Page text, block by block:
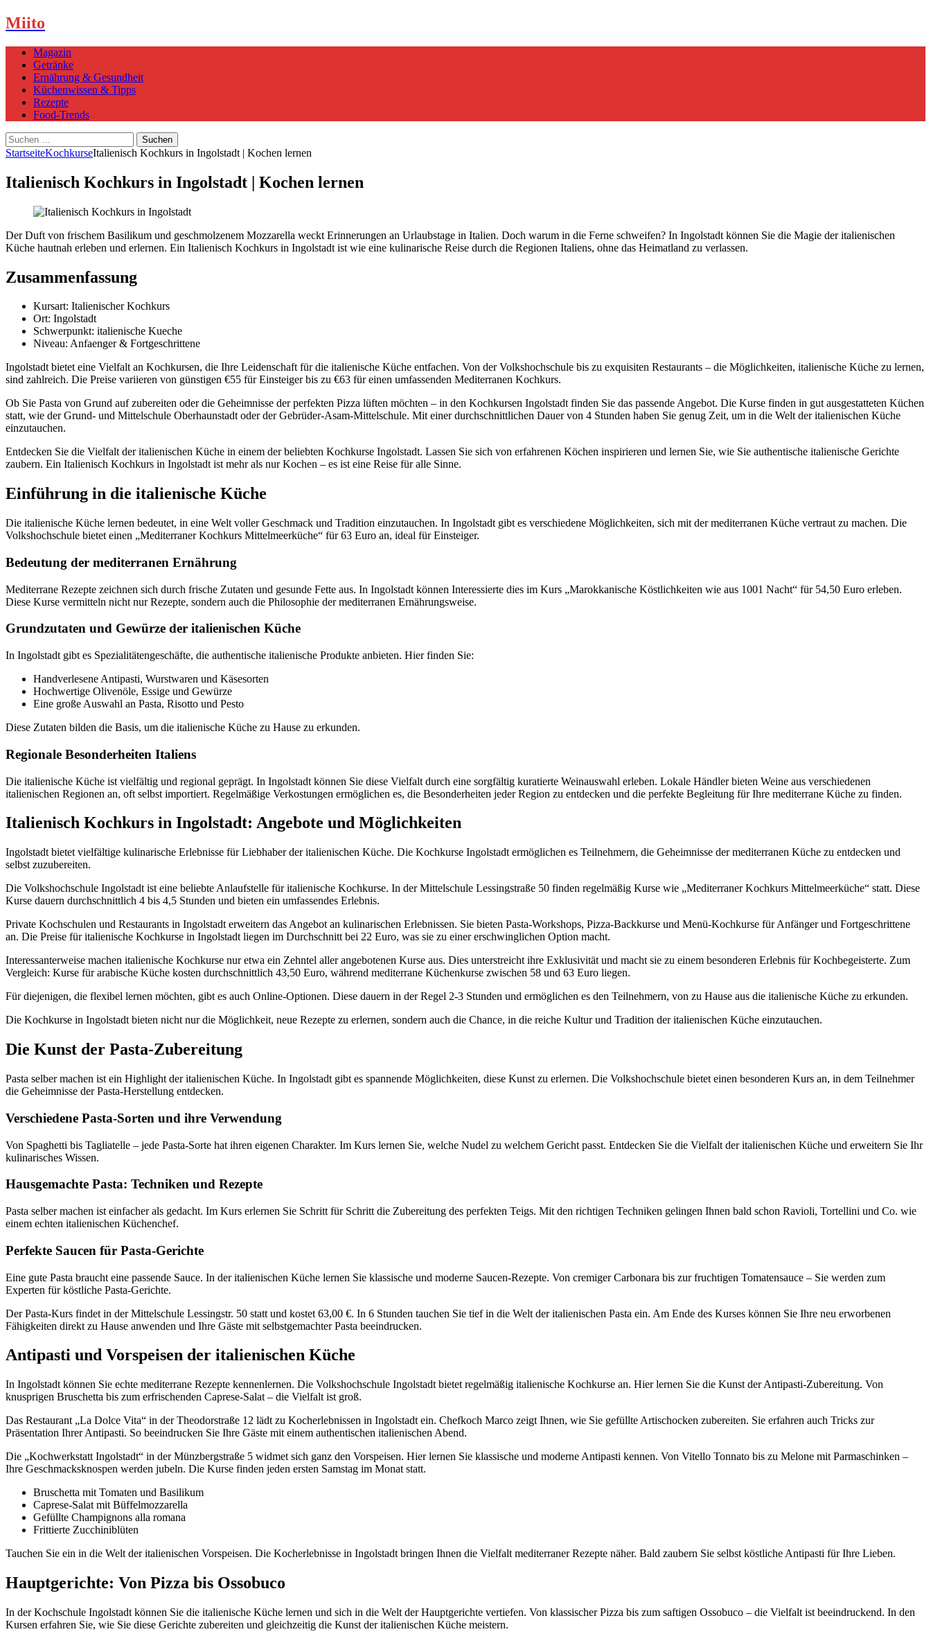
Miito
Magazin
Getränke
Ernährung & Gesundheit
Küchenwissen & Tipps
Rezepte
Food-Trends
Suchen
nach:
StartseiteKochkurseItalienisch Kochkurs in Ingolstadt | Kochen lernen
Italienisch Kochkurs in Ingolstadt | Kochen lernen
Der Duft von frischem Basilikum und geschmolzenem Mozzarella weckt Erinnerungen an Urlaubstage in Italien. Doch warum in die Ferne schweifen? In Ingolstadt können Sie die Magie der italienischen
Küche hautnah erleben und erlernen. Ein Italienisch Kochkurs in Ingolstadt ist wie eine kulinarische Reise durch die Regionen Italiens, ohne das Heimatland zu verlassen.
Zusammenfassung
Kursart: Italienischer Kochkurs
Ort: Ingolstadt
Schwerpunkt: italienische Kueche
Niveau: Anfaenger & Fortgeschrittene
Ingolstadt bietet eine Vielfalt an Kochkursen, die Ihre Leidenschaft für die italienische Küche entfachen. Von der Volkshochschule bis zu exquisiten Restaurants – die Möglichkeiten, italienische Küche zu lernen,
sind zahlreich. Die Preise variieren von günstigen €55 für Einsteiger bis zu €63 für einen umfassenden Mediterranen Kochkurs.
Ob Sie Pasta von Grund auf zubereiten oder die Geheimnisse der perfekten Pizza lüften möchten – in den Kochkursen Ingolstadt finden Sie das passende Angebot. Die Kurse finden in gut ausgestatteten Küchen
statt, wie der Grund- und Mittelschule Oberhaunstadt oder der Gebrüder-Asam-Mittelschule. Mit einer durchschnittlichen Dauer von 4 Stunden haben Sie genug Zeit, um in die Welt der italienischen Küche
einzutauchen.
Entdecken Sie die Vielfalt der italienischen Küche in einem der beliebten Kochkurse Ingolstadt. Lassen Sie sich von erfahrenen Köchen inspirieren und lernen Sie, wie Sie authentische italienische Gerichte
zaubern. Ein Italienisch Kochkurs in Ingolstadt ist mehr als nur Kochen – es ist eine Reise für alle Sinne.
Einführung in die italienische Küche
Die italienische Küche lernen bedeutet, in eine Welt voller Geschmack und Tradition einzutauchen. In Ingolstadt gibt es verschiedene Möglichkeiten, sich mit der mediterranen Küche vertraut zu machen. Die
Volkshochschule bietet einen „Mediterraner Kochkurs Mittelmeerküche“ für 63 Euro an, ideal für Einsteiger.
Bedeutung der mediterranen Ernährung
Mediterrane Rezepte zeichnen sich durch frische Zutaten und gesunde Fette aus. In Ingolstadt können Interessierte dies im Kurs „Marokkanische Köstlichkeiten wie aus 1001 Nacht“ für 54,50 Euro erleben.
Diese Kurse vermitteln nicht nur Rezepte, sondern auch die Philosophie der mediterranen Ernährungsweise.
Grundzutaten und Gewürze der italienischen Küche
In Ingolstadt gibt es Spezialitätengeschäfte, die authentische italienische Produkte anbieten. Hier finden Sie:
Handverlesene Antipasti, Wurstwaren und Käsesorten
Hochwertige Olivenöle, Essige und Gewürze
Eine große Auswahl an Pasta, Risotto und Pesto
Diese Zutaten bilden die Basis, um die italienische Küche zu Hause zu erkunden.
Regionale Besonderheiten Italiens
Die italienische Küche ist vielfältig und regional geprägt. In Ingolstadt können Sie diese Vielfalt durch eine sorgfältig kuratierte Weinauswahl erleben. Lokale Händler bieten Weine aus verschiedenen
italienischen Regionen an, oft selbst importiert. Regelmäßige Verkostungen ermöglichen es, die Besonderheiten jeder Region zu entdecken und die perfekte Begleitung für Ihre mediterrane Küche zu finden.
Italienisch Kochkurs in Ingolstadt: Angebote und Möglichkeiten
Ingolstadt bietet vielfältige kulinarische Erlebnisse für Liebhaber der italienischen Küche. Die Kochkurse Ingolstadt ermöglichen es Teilnehmern, die Geheimnisse der mediterranen Küche zu entdecken und
selbst zuzubereiten.
Die Volkshochschule Ingolstadt ist eine beliebte Anlaufstelle für italienische Kochkurse. In der Mittelschule Lessingstraße 50 finden regelmäßig Kurse wie „Mediterraner Kochkurs Mittelmeerküche“ statt. Diese
Kurse dauern durchschnittlich 4 bis 4,5 Stunden und bieten ein umfassendes Erlebnis.
Private Kochschulen und Restaurants in Ingolstadt erweitern das Angebot an kulinarischen Erlebnissen. Sie bieten Pasta-Workshops, Pizza-Backkurse und Menü-Kochkurse für Anfänger und Fortgeschrittene
an. Die Preise für italienische Kochkurse in Ingolstadt liegen im Durchschnitt bei 22 Euro, was sie zu einer erschwinglichen Option macht.
Interessanterweise machen italienische Kochkurse nur etwa ein Zehntel aller angebotenen Kurse aus. Dies unterstreicht ihre Exklusivität und macht sie zu einem besonderen Erlebnis für Kochbegeisterte. Zum
Vergleich: Kurse für arabische Küche kosten durchschnittlich 43,50 Euro, während mediterrane Küchenkurse zwischen 58 und 63 Euro liegen.
Für diejenigen, die flexibel lernen möchten, gibt es auch Online-Optionen. Diese dauern in der Regel 2-3 Stunden und ermöglichen es den Teilnehmern, von zu Hause aus die italienische Küche zu erkunden.
Die Kochkurse in Ingolstadt bieten nicht nur die Möglichkeit, neue Rezepte zu erlernen, sondern auch die Chance, in die reiche Kultur und Tradition der italienischen Küche einzutauchen.
Die Kunst der Pasta-Zubereitung
Pasta selber machen ist ein Highlight der italienischen Küche. In Ingolstadt gibt es spannende Möglichkeiten, diese Kunst zu erlernen. Die Volkshochschule bietet einen besonderen Kurs an, in dem Teilnehmer
die Geheimnisse der Pasta-Herstellung entdecken.
Verschiedene Pasta-Sorten und ihre Verwendung
Von Spaghetti bis Tagliatelle – jede Pasta-Sorte hat ihren eigenen Charakter. Im Kurs lernen Sie, welche Nudel zu welchem Gericht passt. Entdecken Sie die Vielfalt der italienischen Küche und erweitern Sie Ihr
kulinarisches Wissen.
Hausgemachte Pasta: Techniken und Rezepte
Pasta selber machen ist einfacher als gedacht. Im Kurs erlernen Sie Schritt für Schritt die Zubereitung des perfekten Teigs. Mit den richtigen Techniken gelingen Ihnen bald schon Ravioli, Tortellini und Co. wie
einem echten italienischen Küchenchef.
Perfekte Saucen für Pasta-Gerichte
Eine gute Pasta braucht eine passende Sauce. In der italienischen Küche lernen Sie klassische und moderne Saucen-Rezepte. Von cremiger Carbonara bis zur fruchtigen Tomatensauce – Sie werden zum
Experten für köstliche Pasta-Gerichte.
Der Pasta-Kurs findet in der Mittelschule Lessingstr. 50 statt und kostet 63,00 €. In 6 Stunden tauchen Sie tief in die Welt der italienischen Pasta ein. Am Ende des Kurses können Sie Ihre neu erworbenen
Fähigkeiten direkt zu Hause anwenden und Ihre Gäste mit selbstgemachter Pasta beeindrucken.
Antipasti und Vorspeisen der italienischen Küche
In Ingolstadt können Sie echte mediterrane Rezepte kennenlernen. Die Volkshochschule Ingolstadt bietet regelmäßig italienische Kochkurse an. Hier lernen Sie die Kunst der Antipasti-Zubereitung. Von
knusprigen Bruschetta bis zum erfrischenden Caprese-Salat – die Vielfalt ist groß.
Das Restaurant „La Dolce Vita“ in der Theodorstraße 12 lädt zu Kocherlebnissen in Ingolstadt ein. Chefkoch Marco zeigt Ihnen, wie Sie gefüllte Artischocken zubereiten. Sie erfahren auch Tricks zur
Präsentation Ihrer Antipasti. So beeindrucken Sie Ihre Gäste mit einem authentischen italienischen Abend.
Die „Kochwerkstatt Ingolstadt“ in der Münzbergstraße 5 widmet sich ganz den Vorspeisen. Hier lernen Sie klassische und moderne Antipasti kennen. Von Vitello Tonnato bis zu Melone mit Parmaschinken –
Ihre Geschmacksknospen werden jubeln. Die Kurse finden jeden ersten Samstag im Monat statt.
Bruschetta mit Tomaten und Basilikum
Caprese-Salat mit Büffelmozzarella
Gefüllte Champignons alla romana
Frittierte Zucchiniblüten
Tauchen Sie ein in die Welt der italienischen Vorspeisen. Die Kocherlebnisse in Ingolstadt bringen Ihnen die Vielfalt mediterraner Rezepte näher. Bald zaubern Sie selbst köstliche Antipasti für Ihre Lieben.
Hauptgerichte: Von Pizza bis Ossobuco
In der Kochschule Ingolstadt können Sie die italienische Küche lernen und sich in die Welt der Hauptgerichte vertiefen. Von klassischer Pizza bis zum saftigen Ossobuco – die Vielfalt ist beeindruckend. In den
Kursen erfahren Sie, wie Sie diese Gerichte zubereiten und gleichzeitig die Kunst der italienischen Küche meistern.